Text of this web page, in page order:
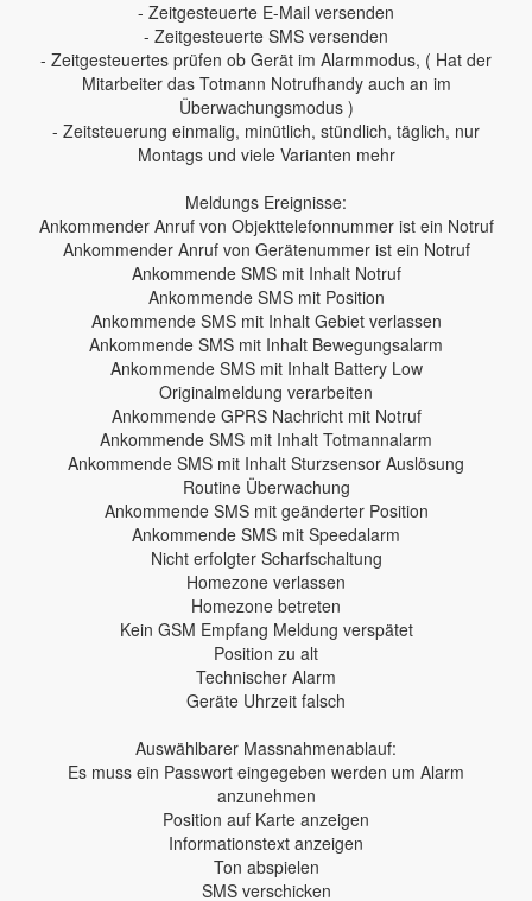
- Zeitgesteuerte E-Mail versenden
- Zeitgesteuerte SMS versenden
- Zeitgesteuertes prüfen ob Gerät im Alarmmodus, ( Hat der
Mitarbeiter das Totmann Notrufhandy auch an im
Überwachungsmodus )
- Zeitsteuerung einmalig, minütlich, stündlich, täglich, nur
Montags und viele Varianten mehr
Meldungs Ereignisse:
Ankommender Anruf von Objekttelefonnummer ist ein Notruf
Ankommender Anruf von Gerätenummer ist ein Notruf
Ankommende SMS mit Inhalt Notruf
Ankommende SMS mit Position
Ankommende SMS mit Inhalt Gebiet verlassen
Ankommende SMS mit Inhalt Bewegungsalarm
Ankommende SMS mit Inhalt Battery Low
Originalmeldung verarbeiten
Ankommende GPRS Nachricht mit Notruf
Ankommende SMS mit Inhalt Totmannalarm
Ankommende SMS mit Inhalt Sturzsensor Auslösung
Routine Überwachung
Ankommende SMS mit geänderter Position
Ankommende SMS mit Speedalarm
Nicht erfolgter Scharfschaltung
Homezone verlassen
Homezone betreten
Kein GSM Empfang Meldung verspätet
Position zu alt
Technischer Alarm
Geräte Uhrzeit falsch
Auswählbarer Massnahmenablauf:
Es muss ein Passwort eingegeben werden um Alarm
anzunehmen
Position auf Karte anzeigen
Informationstext anzeigen
Ton abspielen
SMS verschicken